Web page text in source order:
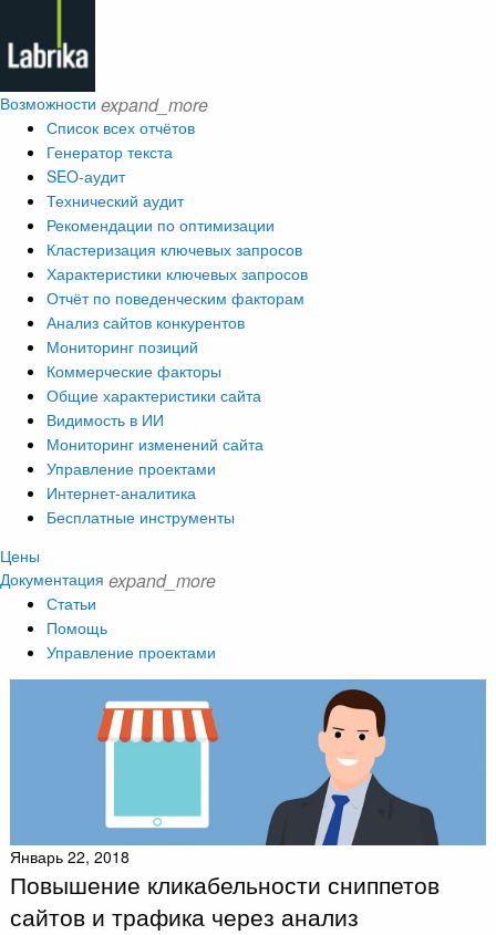
Возможности expand_more
Список всех отчётов
Генератор текста
SEO-аудит
Технический аудит
Рекомендации по оптимизации
Кластеризация ключевых запросов
Характеристики ключевых запросов
Отчёт по поведенческим факторам
Анализ сайтов конкурентов
Мониторинг позиций
Коммерческие факторы
Общие характеристики сайта
Видимость в ИИ
Мониторинг изменений сайта
Управление проектами
Интернет-аналитика
Бесплатные инструменты
Цены
Документация expand_more
Статьи
Помощь
Управление проектами
Январь 22, 2018
Повышение кликабельности сниппетов
сайтов и трафика через анализ